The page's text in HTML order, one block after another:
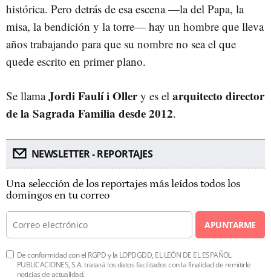
histórica. Pero detrás de esa escena —la del Papa, la
misa, la bendición y la torre— hay un hombre que lleva
años trabajando para que su nombre no sea el que
quede escrito en primer plano.
Se llamaJordi Faulí i Ollery es el arquitecto director
de la Sagrada Familia desde 2012.
NEWSLETTER - REPORTAJES
Una selección de los reportajes más leídos todos los
domingos en tu correo
APUNTARME
De conformidad con el RGPD y la LOPDGDD, EL LEÓN DE EL ESPAÑOL
PUBLICACIONES, S.A. tratará los datos facilitados con la finalidad de remitirle
noticias de actualidad.